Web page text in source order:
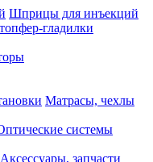
Шприцы для инъекций
гладилки
Матрасы, чехлы
системы
Аксессуары, запчасти